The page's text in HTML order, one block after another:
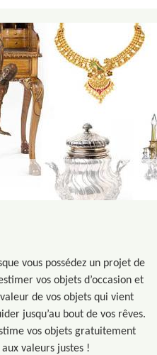
vous possédez un projet de
vos objets d’occasion et
de vos objets qui vient
jusqu’au bout de vos rêves.
vos objets gratuitement
valeurs justes !